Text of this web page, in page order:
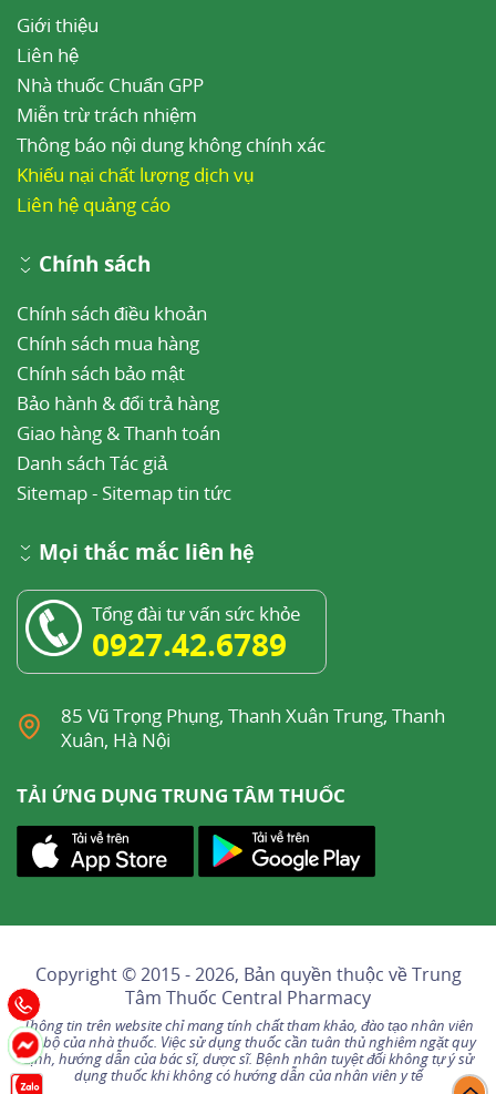
Giới thiệu
Liên hệ
Nhà thuốc Chuẩn GPP
Miễn trừ trách nhiệm
Thông báo nội dung không chính xác
Khiếu nại chất lượng dịch vụ
Liên hệ quảng cáo
Chính sách
Chính sách điều khoản
Chính sách mua hàng
Chính sách bảo mật
Bảo hành & đổi trả hàng
Giao hàng & Thanh toán
Danh sách Tác giả
Sitemap- Sitemap tin tức
Mọi thắc mắc liên hệ
Tổng đài tư vấn sức khỏe
0927.42.6789
85 Vũ Trọng Phụng, Thanh Xuân Trung, Thanh
Xuân, Hà Nội
TẢI ỨNG DỤNG TRUNG TÂM THUỐC
Copyright © 2015 - 2026, Bản quyền thuộc vềTrung
Tâm Thuốc Central Pharmacy
Thông tin trên website chỉ mang tính chất tham khảo, đào tạo nhân viên
nội bộ của nhà thuốc. Việc sử dụng thuốc cần tuân thủ nghiêm ngặt quy
định, hướng dẫn của bác sĩ, dược sĩ. Bệnh nhân tuyệt đối không tự ý sử
dụng thuốc khi không có hướng dẫn của nhân viên y tế